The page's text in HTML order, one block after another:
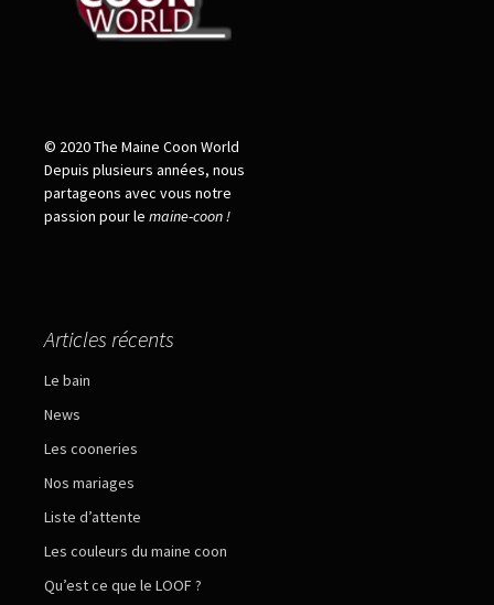
© 2020 The Maine Coon World
Depuis plusieurs années, nous
partageons avec vous notre
passion pour le maine-coon !
Articles récents
Le bain
News
Les cooneries
Nos mariages
Liste d’attente
Les couleurs du maine coon
Qu’est ce que le LOOF ?